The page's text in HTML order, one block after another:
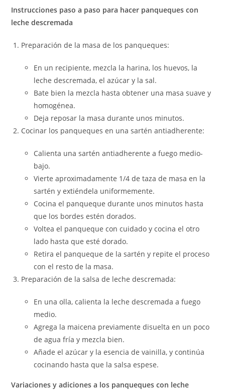
Instrucciones paso a paso para hacer panqueques con
leche descremada
Preparación de la masa de los panqueques:
En un recipiente, mezcla la harina, los huevos, la
leche descremada, el azúcar y la sal.
Bate bien la mezcla hasta obtener una masa suave y
homogénea.
Deja reposar la masa durante unos minutos.
Cocinar los panqueques en una sartén antiadherente:
Calienta una sartén antiadherente a fuego medio-
bajo.
Vierte aproximadamente 1/4 de taza de masa en la
sartén y extiéndela uniformemente.
Cocina el panqueque durante unos minutos hasta
que los bordes estén dorados.
Voltea el panqueque con cuidado y cocina el otro
lado hasta que esté dorado.
Retira el panqueque de la sartén y repite el proceso
con el resto de la masa.
Preparación de la salsa de leche descremada:
En una olla, calienta la leche descremada a fuego
medio.
Agrega la maicena previamente disuelta en un poco
de agua fría y mezcla bien.
Añade el azúcar y la esencia de vainilla, y continúa
cocinando hasta que la salsa espese.
Variaciones y adiciones a los panqueques con leche